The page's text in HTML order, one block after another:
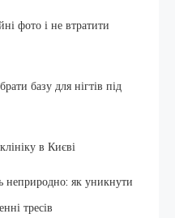
фото і не втратити
базу для нігтів під
в Києві
неприродно: як уникнути
тресів